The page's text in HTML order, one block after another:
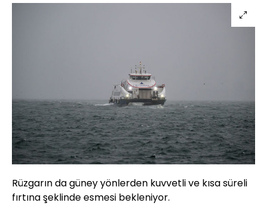
Rüzgarın da güney yönlerden kuvvetli ve kısa süreli
fırtına şeklinde esmesi bekleniyor.